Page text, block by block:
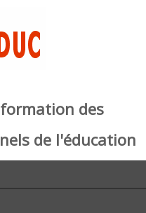
des
de l'éducation